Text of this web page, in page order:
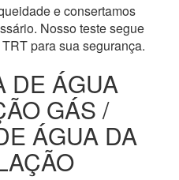
e consertamos
Nosso teste segue
para sua segurança.
DE ÁGUA
GÁS /
ÁGUA DA